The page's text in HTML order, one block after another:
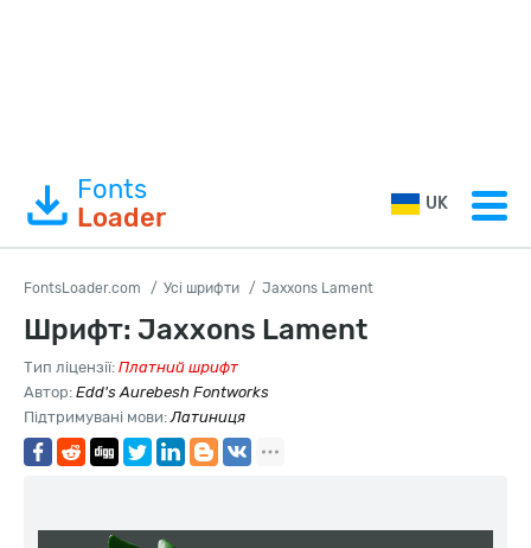
Fonts
Loader
UK
FontsLoader.com Усі шрифти Jaxxons Lament
Шрифт: Jaxxons Lament
Тип ліцензії: Платний шрифт
Автор: Edd's Aurebesh Fontworks
Підтримувані мови:Латиниця